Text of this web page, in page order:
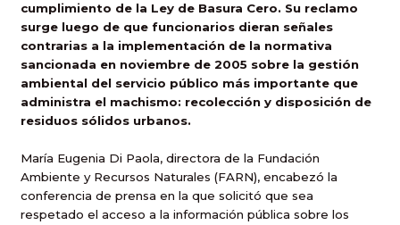
cumplimiento de la Ley de Basura Cero. Su reclamo
surge luego de que funcionarios dieran señales
contrarias a la implementación de la normativa
sancionada en noviembre de 2005 sobre la gestión
ambiental del servicio público más importante que
administra el machismo: recolección y disposición de
residuos sólidos urbanos.
María Eugenia Di Paola, directora de la Fundación
Ambiente y Recursos Naturales (FARN), encabezó la
conferencia de prensa en la que solicitó que sea
respetado el acceso a la información pública sobre los